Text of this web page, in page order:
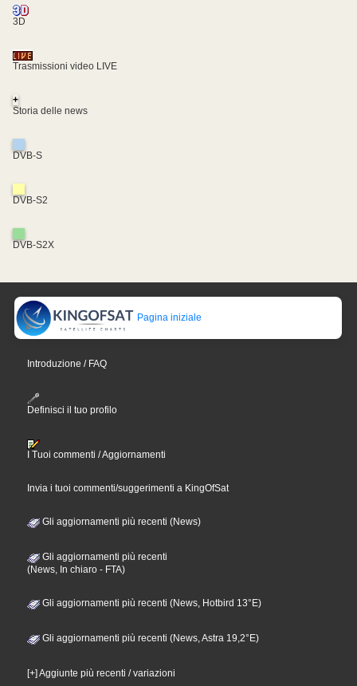
3D
Trasmissioni video LIVE
+
Storia delle news
DVB-S
DVB-S2
DVB-S2X
Pagina iniziale
Introduzione / FAQ
Definisci il tuo profilo
I Tuoi commenti / Aggiornamenti
Invia i tuoi commenti/suggerimenti a KingOfSat
Gli aggiornamenti più recenti (News)
Gli aggiornamenti più recenti
(News, In chiaro - FTA)
Gli aggiornamenti più recenti (News, Hotbird 13°E)
Gli aggiornamenti più recenti (News, Astra 19,2°E)
[+] Aggiunte più recenti / variazioni